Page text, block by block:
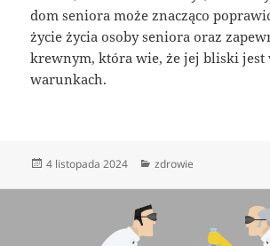
dom seniora może znacząco
życie życia osoby seniora oraz
krewnym, która wie, że jej bliski jest
warunkach.
Data
4 listopada 2024 Kategorie
zdrowie